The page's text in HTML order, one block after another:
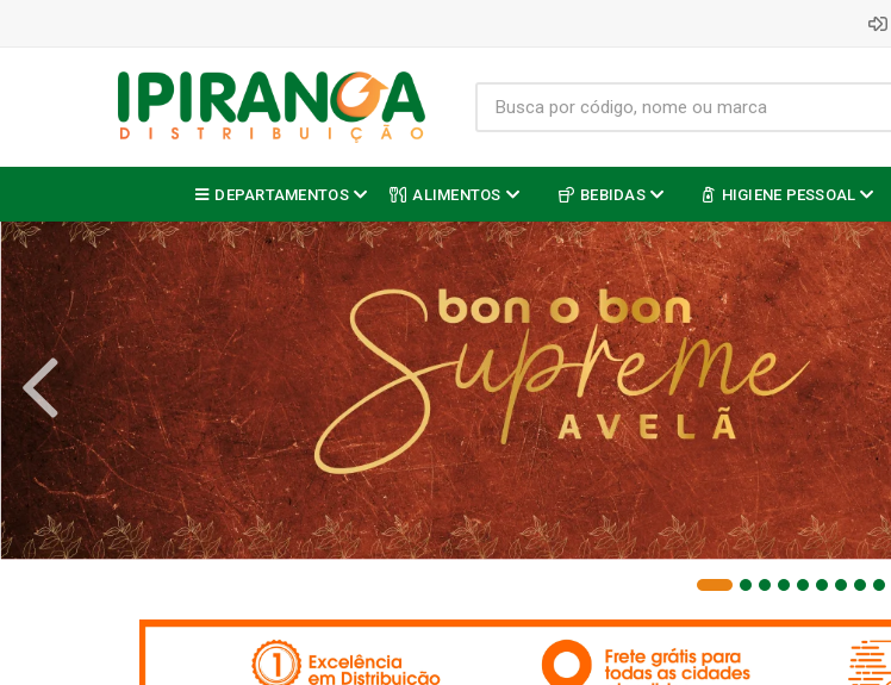
DEPARTAMENTOS ALIMENTOS BEBIDAS HIGIENE PESSOAL